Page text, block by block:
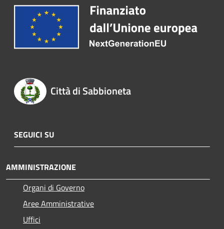
Città di Sabbioneta
SEGUICI SU
AMMINISTRAZIONE
Organi di Governo
Aree Amministrative
Uffici